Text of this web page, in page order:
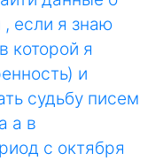
если я знаю
которой я
и
судьбу писем
а в
с октября